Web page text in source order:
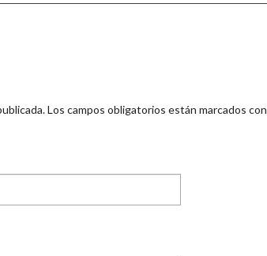
Los campos obligatorios están marcados con